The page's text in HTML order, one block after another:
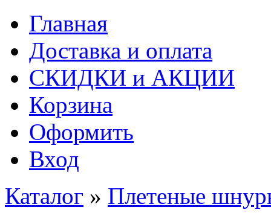
Главная
Доставка и оплата
СКИДКИ и АКЦИИ
Корзина
Оформить
Вход
Каталог » Плетеные